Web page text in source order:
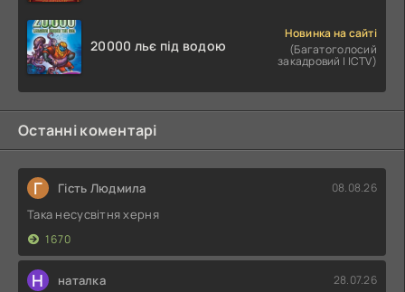
20000 льє під водою
Новинка на сайті
(Багатоголосий
закадровий | ICTV)
Останні коментарі
Г Гість Людмила 08.08.26
Така несусвітня херня
1670
Н наталка 28.07.26